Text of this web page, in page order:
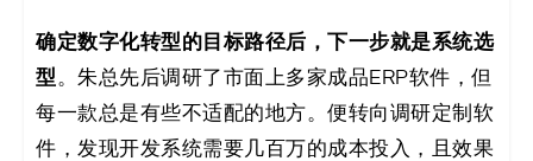
确定数字化转型的目标路径后，下一步就是系统选
型 。朱总先后调研了市面上多家成品ERP软件，但
每一款总是有些不适配的地方。便转向调研定制软
件，发现开发系统需要几百万的成本投入，且效果